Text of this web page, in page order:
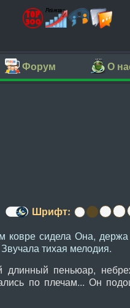
Форум О
Шрифт:
ковре сидела Она,
тихая мелодия.
длинный пеньюар,
по плечам... Он